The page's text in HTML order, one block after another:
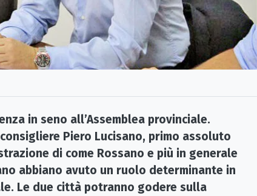
in seno all’Assemblea provinciale.
Piero Lucisano, primo assoluto
di come Rossano e più in generale
abbiano avuto un ruolo determinante in
Le due città potranno godere sulla